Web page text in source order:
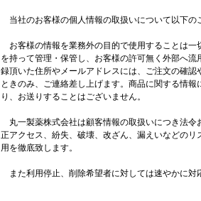
当社のお客様の個人情報の取扱いについて以下の
お客様の情報を業務外の目的で使用することは一
を持って管理・保管し、お客様の許可無く外部へ流
録頂いた住所やメールアドレスには、ご注文の確
ときのみ、ご連絡差し上げます。 商品に関する情報
り、お送りすることはございません。
丸一製薬株式会社は顧客情報の取扱いにつき法令
正アクセス、紛失、破壊、改ざん、漏えいなどのリ
用を徹底致します。
また利用停止、削除希望者に対しては速やかに対